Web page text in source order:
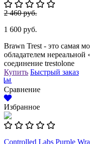
2 460 руб.
1 600 руб.
Brawn Trest - это самая
обладателем
соединение trestolone
Купить Быстрый заказ
Сравнение
Избранное
Controlled Labs Purple